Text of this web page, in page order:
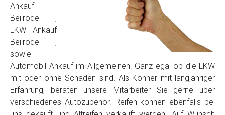
Ankauf
Beilrode ,
LKW Ankauf
Beilrode ,
sowie
Automobil Ankauf im Allgemeinen. Ganz egal ob die LKW
mit oder ohne Schäden sind. Als Könner mit langjähriger
Erfahrung, beraten unsere Mitarbeiter Sie gerne über
verschiedenes Autozubehör. Reifen können ebenfalls bei